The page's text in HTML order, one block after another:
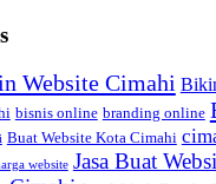
Website Cimahi
bisnis online branding online
Buat Website Kota Cimahi
website Jasa Buat